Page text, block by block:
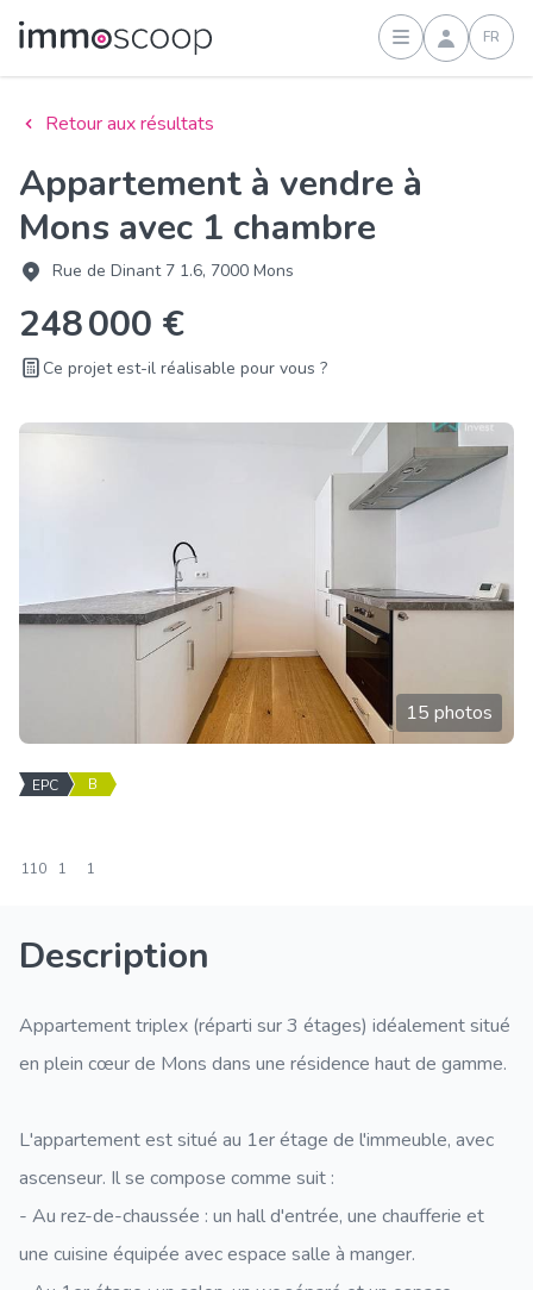
Connexion
FR
Retour aux résultats
Appartement à vendre à
Mons avec 1 chambre
Rue de Dinant 7 1.6, 7000 Mons
248 000 €
Ce projet est-il réalisable pour vous ?
15 photos
EPC B
110 1 1
Description
Appartement triplex (réparti sur 3 étages) idéalement situé
en plein cœur de Mons dans une résidence haut de gamme.
L'appartement est situé au 1er étage de l'immeuble, avec
ascenseur. Il se compose comme suit :
- Au rez-de-chaussée : un hall d'entrée, une chaufferie et
une cuisine équipée avec espace salle à manger.